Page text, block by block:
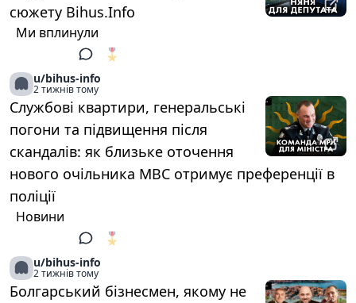
сюжету Bihus.Info
Ми вплинули
🎖️
u/bihus-info
2 тижнів тому
Службові квартири, генеральські
погони та підвищення після
скандалів: як близьке оточення
нового очільника МВС отримує преференції в
поліції
Новини
🎖️
u/bihus-info
2 тижнів тому
Болгарський бізнесмен, якому не